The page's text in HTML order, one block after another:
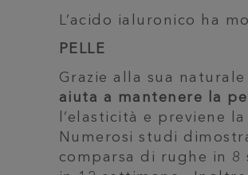
L’acido ialuronico ha
PELLE
Grazie alla sua
aiuta a mantenere la
l’elasticità e previene
Numerosi studi
comparsa di rughe in